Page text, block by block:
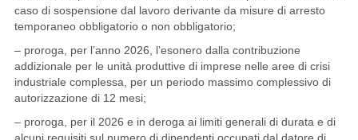
caso di sospensione dal lavoro derivante da misure di arresto
temporaneo obbligatorio o non obbligatorio;
– proroga, per l’anno 2026, l’esonero dalla contribuzione
addizionale per le unità produttive di imprese nelle aree di crisi
industriale complessa, per un periodo massimo complessivo di
autorizzazione di 12 mesi;
– proroga, per il 2026 e in deroga ai limiti generali di durata e di